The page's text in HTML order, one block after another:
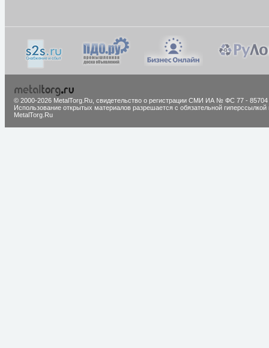
© 2000-2026 MetalTorg.Ru, cвидетельство о регистрации СМИ ИА № ФС 77 - 85704
Использование открытых материалов разрешается с обязательной гиперссылкой
MetalTorg.Ru